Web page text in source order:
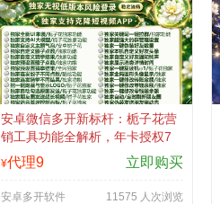
安卓微信多开新标杆：栀子花营
销工具功能全解析，年卡授权7
天退换指南
¥代理9 立即购买
安卓多开软件 11575 人次浏览